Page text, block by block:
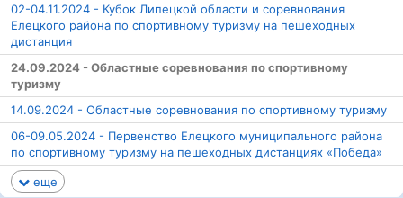
02-04.11.2024 - Кубок Липецкой области и соревнования
Елецкого района по спортивному туризму на пешеходных
дистанция
24.09.2024 - Областные соревнования по спортивному
туризму
14.09.2024 - Областные соревнования по спортивному туризму
06-09.05.2024 - Первенство Елецкого муниципального района
по спортивному туризму на пешеходных дистанциях «Победа»
еще